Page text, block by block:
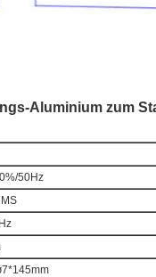
Aluminium zum
50Hz